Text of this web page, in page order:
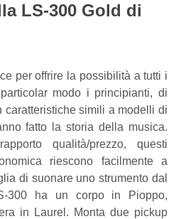
LS-300 Gold di
per offrire la possibilità a tutti i
modo i principianti, di
caratteristiche simili a modelli di
fatto la storia della musica.
qualità/prezzo, questi
riescono facilmente a
di suonare uno strumento dal
300 ha un corpo in Pioppo,
in Laurel. Monta due pickup